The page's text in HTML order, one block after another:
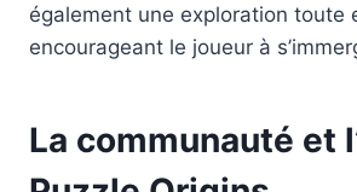
également une exploration toute
encourageant le joueur à
La communauté et